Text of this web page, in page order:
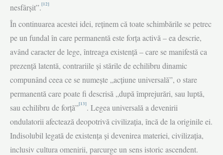
nesfârșit”.[12]
În continuarea acestei idei, reținem că toate schimbările se petrec
pe un fundal în care permanentă este forța activă – ea descrie,
având caracter de lege, întreaga existență – care se manifestă ca
prezență latentă, contrariile și stările de echilibru dinamic
compunând ceea ce se numește „acțiune universală”, o stare
permanentă care poate fi descrisă „după împrejurări, sau luptă,
sau echilibru de forță”[13]. Legea universală a devenirii
ondulatorii afectează deopotrivă civilizația, încă de la originile ei.
Indisolubil legată de existența și devenirea materiei, civilizația,
inclusiv cultura omenirii, parcurge un sens istoric ascendent.